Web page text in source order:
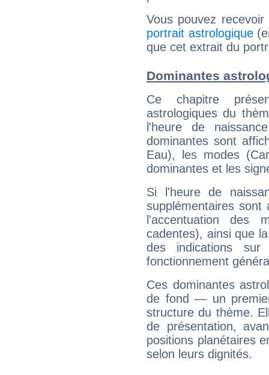
Vous pouvez
portrait astrologique
que cet extrait du
Dominantes
Ce chapitre
astrologiques du
l'heure de
dominantes sont
Eau), les modes
dominantes et les
Si l'heure de
supplémentaires sont
l'accentuation des
cadentes), ainsi que
des indications sur
fonctionnement
Ces dominantes
de fond — un
structure du thème.
de présentation,
positions planétaires
selon leurs dignités.